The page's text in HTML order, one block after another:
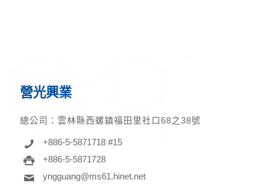
營光興業
總公司： 雲林縣西螺鎮福田里社口68之38號
+886-5-5871718 #15
+886-5-5871728
yngguang@ms61.hinet.net